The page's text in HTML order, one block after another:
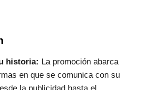
historia: La promoción abarca
en que se comunica con su